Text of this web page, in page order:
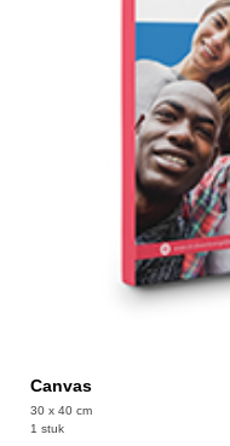
Canvas
30 x 40 cm
1 stuk